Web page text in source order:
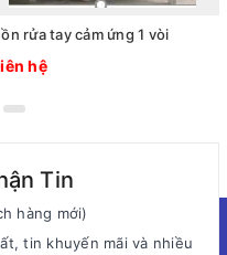
rửa tay cảm ứng 1 vòi
hệ
Tin
hàng mới)
tin khuyến mãi và nhiều